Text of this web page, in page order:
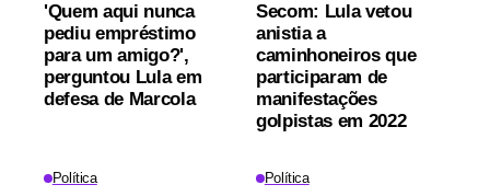
'Quem aqui nunca
pediu empréstimo
para um amigo?',
perguntou Lula em
defesa de Marcola
Secom: Lula vetou
anistia a
caminhoneiros que
participaram de
manifestações
golpistas em 2022
Política Política